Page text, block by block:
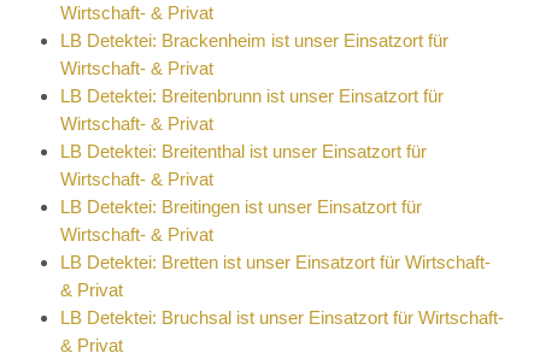
Wirtschaft- & Privat
LB Detektei: Brackenheim ist unser Einsatzort für
Wirtschaft- & Privat
LB Detektei: Breitenbrunn ist unser Einsatzort für
Wirtschaft- & Privat
LB Detektei: Breitenthal ist unser Einsatzort für
Wirtschaft- & Privat
LB Detektei: Breitingen ist unser Einsatzort für
Wirtschaft- & Privat
LB Detektei: Bretten ist unser Einsatzort für Wirtschaft-
& Privat
LB Detektei: Bruchsal ist unser Einsatzort für Wirtschaft-
& Privat